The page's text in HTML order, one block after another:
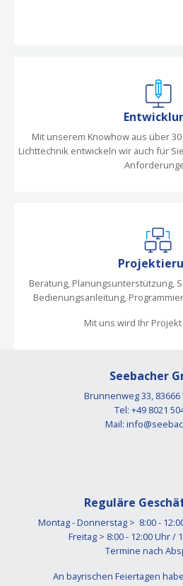
Mit unserem Knowhow aus über
Lichttechnik entwickeln wir auch für
Beratung, Planungsunterstützung,
Bedienungsanleitung,
Mit uns wird Ihr
Seebacher
Brunnenweg 33,
Tel: +49 8021
Mail:
Reguläre
Montag - Donnerstag > 8:00 -
Freitag > 8:00 - 12:00 Uhr /
Termine nach
An bayrischen Feiertagen